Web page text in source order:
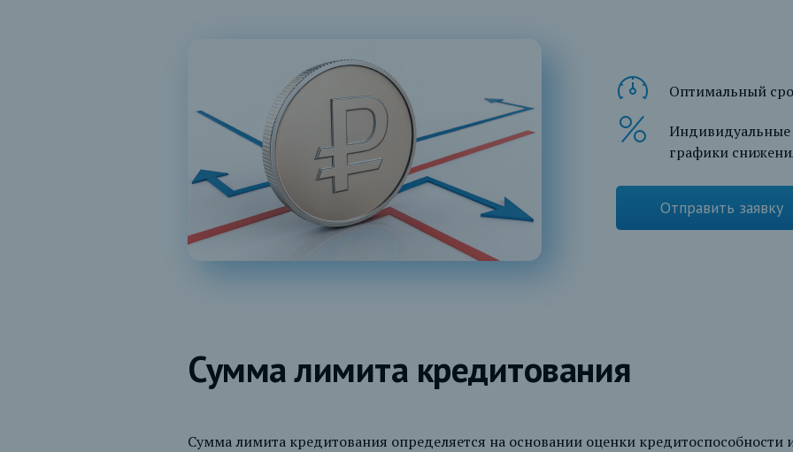
Оптимальный
Индивидуальные
графики
Отправить заявку
Сумма лимита кредитования
Сумма лимита кредитования определяется на основании оценки кредитоспособности